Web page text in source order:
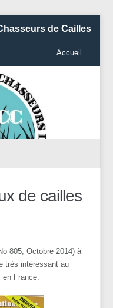
de Cailles
Accueil
de cailles
805, Octobre 2014) à
très intéressant au
France.